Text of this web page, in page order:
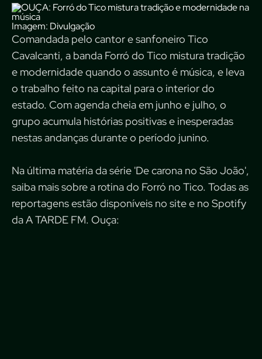
Imagem: Divulgação
Comandada pelo cantor e sanfoneiro Tico
Cavalcanti, a banda Forró do Tico mistura tradição
e modernidade quando o assunto é música, e leva
o trabalho feito na capital para o interior do
estado. Com agenda cheia em junho e julho, o
grupo acumula histórias positivas e inesperadas
nestas andanças durante o período junino.
Na última matéria da série 'De carona no São João',
saiba mais sobre a rotina do Forró no Tico. Todas as
reportagens estão disponíveis no site e no Spotify
daA TARDE FM. Ouça: